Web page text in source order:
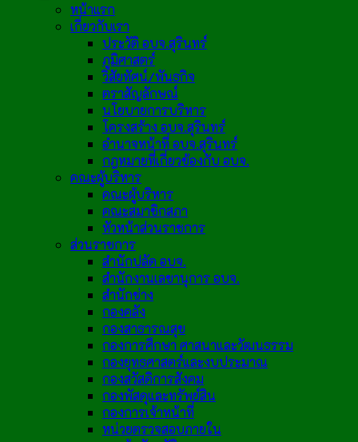
หน้าแรก
เกี่ยวกับเรา
ประวัติ อบจ.สุรินทร์
ภูมิศาสตร์
วิสัยทัศน์/พันธกิจ
ตราสัญลักษณ์
นโยบายการบริหาร
โครงสร้าง อบจ.สุรินทร์
อำนาจหน้าที่ อบจ.สุรินทร์
กฎหมายที่เกี่ยวข้องกับ อบจ.
คณะผู้บริหาร
คณะผู้บริหาร
คณะสมาชิกสภา
หัวหน้าส่วนราชการ
ส่วนราชการ
สำนักปลัด อบจ.
สำนักงานเลขานุการ อบจ.
สำนักช่าง
กองคลัง
กองสาธารณสุข
กองการศึกษา ศาสนาและวัฒนธรรม
กองยุทธศาสตร์และงบประมาณ
กองสวัสดิการสังคม
กองพัสดุและทรัพย์สิน
กองการเจ้าหน้าที่
หน่วยตรวจสอบภายใน